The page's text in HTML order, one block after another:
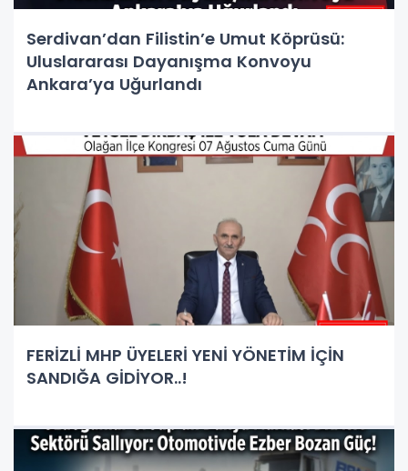
Serdivan’dan Filistin’e Umut Köprüsü:
Uluslararası Dayanışma Konvoyu
Ankara’ya Uğurlandı
FERİZLİ MHP ÜYELERİ YENİ YÖNETİM İÇİN
SANDIĞA GİDİYOR..!